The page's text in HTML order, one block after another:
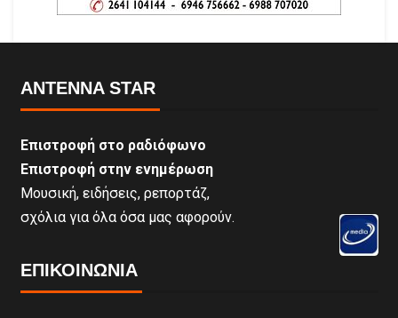
ANTENNA STAR
Επιστροφή στο ραδιόφωνο
Επιστροφή στην ενημέρωση
Μουσική, ειδήσεις, ρεπορτάζ,
σχόλια για όλα όσα μας αφορούν.
ΕΠΙΚΟΙΝΩΝΊΑ